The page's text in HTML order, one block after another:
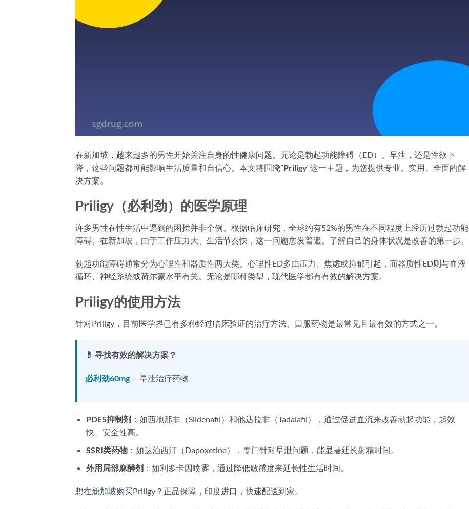
在新加坡，越来越多的男性开始关注自身的性健康问题。无论是勃起功能障碍（ED）、早泄，还是性欲下
降，这些问题都可能影响生活质量和自信心。本文将围绕”Priligy“这一主题，为您提供专业、实用、全面的解
决方案。
Priligy（必利劲）的医学原理
许多男性在性生活中遇到的困扰并非个例。根据临床研究，全球约有52%的男性在不同程度上经历过勃起功能
障碍。在新加坡，由于工作压力大、生活节奏快，这一问题愈发普遍。了解自己的身体状况是改善的第一步。
勃起功能障碍通常分为心理性和器质性两大类。心理性ED多由压力、焦虑或抑郁引起，而器质性ED则与血液
循环、神经系统或荷尔蒙水平有关。无论是哪种类型，现代医学都有有效的解决方案。
Priligy的使用方法
针对Priligy，目前医学界已有多种经过临床验证的治疗方法。口服药物是最常见且最有效的方式之一。
💊 寻找有效的解决方案？
必利劲60mg — 早泄治疗药物
PDE5抑制剂 ：如西地那非（Sildenafil）和他达拉非（Tadalafil），通过促进血流来改善勃起功能，起效
快、安全性高。
SSRI类药物：如达泊西汀（Dapoxetine），专门针对早泄问题，能显著延长射精时间。
外用局部麻醉剂：如利多卡因喷雾，通过降低敏感度来延长性生活时间。
想在新加坡购买Priligy ？正品保障，印度进口，快速配送到家。